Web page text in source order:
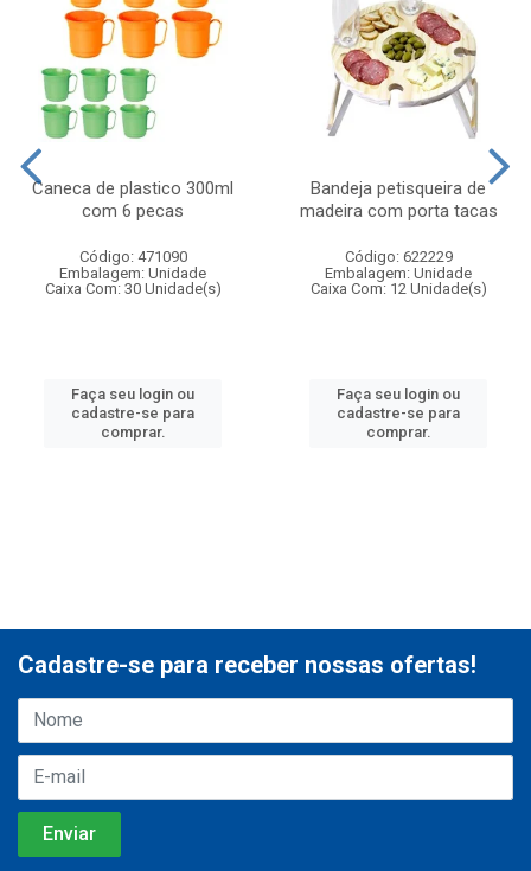
Caneca de plastico 300ml
com 6 pecas
Código: 471090
Embalagem: Unidade
Caixa Com: 30 Unidade(s)
Faça seu login ou
cadastre-se para
comprar.
Bandeja petisqueira de
madeira com porta tacas
Código: 622229
Embalagem: Unidade
Caixa Com: 12 Unidade(s)
Faça seu login ou
cadastre-se para
comprar.
Cadastre-se para receber nossas ofertas!